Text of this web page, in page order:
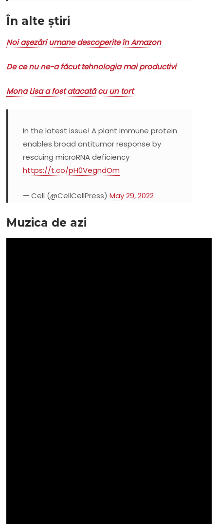
În alte știri
Noi așezări umane descoperite în Amazon
De ce nu ne-a făcut tehnologia mai productivi
Mona Lisa a fost atacată cu un tort
In the latest issue! A plant immune protein
enables broad antitumor response by
rescuing microRNA deficiency
https://t.co/pH0VegndOm
— Cell (@CellCellPress)May 29, 2022
Muzica de azi